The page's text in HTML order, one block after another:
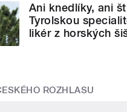
Ani knedlíky, ani
Tyrolskou
likér z horských
ROZHLASU